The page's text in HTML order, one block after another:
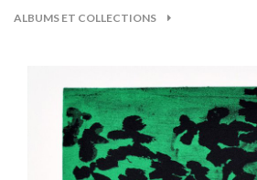
ALBUMS ET COLLECTIONS